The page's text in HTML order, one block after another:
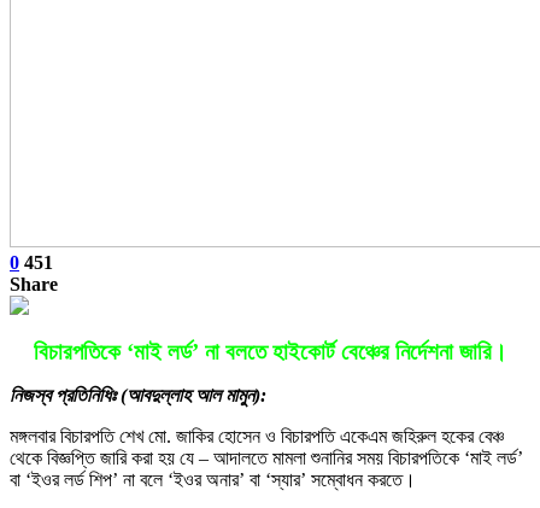
0 451
Share
বিচারপতিকে ‘মাই লর্ড’ না বলতে হাইকোর্ট বেঞ্চের নির্দেশনা জারি।
নিজস্ব প্রতিনিধিঃ (আবদুল্লাহ আল মামুন):
মঙ্গলবার বিচারপতি শেখ মো. জাকির হোসেন ও বিচারপতি একেএম জহিরুল হকের বেঞ্চ
থেকে বিজ্ঞপ্তি জারি করা হয় যে – আদালতে মামলা শুনানির সময় বিচারপতিকে ‘মাই লর্ড’
বা ‘ইওর লর্ড শিপ’ না বলে ‘ইওর অনার’ বা ‘স্যার’ সম্বোধন করতে।